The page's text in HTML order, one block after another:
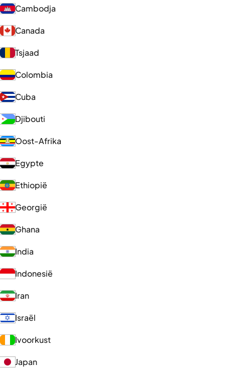
Cambodja
Canada
Tsjaad
Colombia
Cuba
Djibouti
Oost-Afrika
Egypte
Ethiopië
Georgië
Ghana
India
Indonesië
Iran
Israël
Ivoorkust
Japan